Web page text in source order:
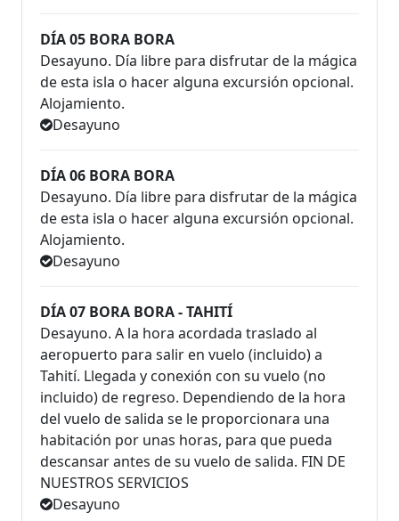
DÍA 05 BORA BORA
Desayuno. Día libre para disfrutar de la mágica
de esta isla o hacer alguna excursión opcional.
Alojamiento.
Desayuno
DÍA 06 BORA BORA
Desayuno. Día libre para disfrutar de la mágica
de esta isla o hacer alguna excursión opcional.
Alojamiento.
Desayuno
DÍA 07 BORA BORA - TAHITÍ
Desayuno. A la hora acordada traslado al
aeropuerto para salir en vuelo (incluido) a
Tahití. Llegada y conexión con su vuelo (no
incluido) de regreso. Dependiendo de la hora
del vuelo de salida se le proporcionara una
habitación por unas horas, para que pueda
descansar antes de su vuelo de salida. FIN DE
NUESTROS SERVICIOS
Desayuno